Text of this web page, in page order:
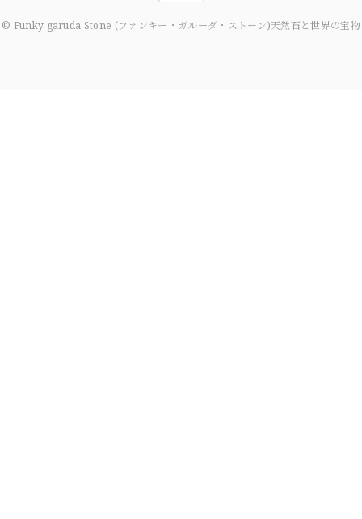
© Funky garuda Stone (ファンキー・ガルーダ・ストーン)天然石と世界の宝物